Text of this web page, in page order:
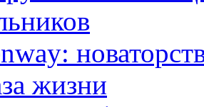
жизни